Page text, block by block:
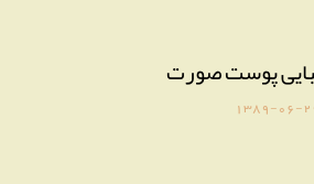
پوست صورت
1389-06-